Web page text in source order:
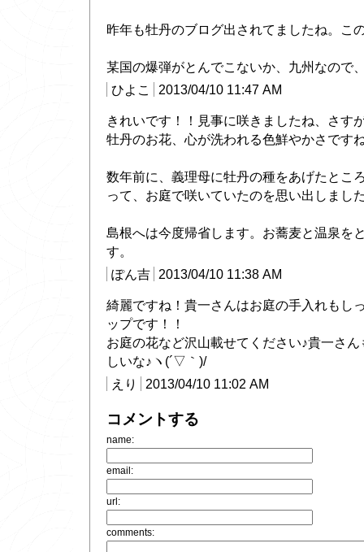
昨年も牡丹のブログ出されてましたね。こ
某国の爆弾がとんでこないか、九州なので
ひよこ
2013/04/10 11:47 AM
きれいです！！見事に咲きましたね、さす
牡丹のお花、心が洗われる色鮮やかさです
数年前に、義理母に牡丹の種をあげたとこ
って、お庭で咲いていたのを思い出しまし
島根へは今度帰省します。お蕎麦と温泉を
す。
ぽん吉
2013/04/10 11:38 AM
綺麗ですね！貴一さんはお庭の手入れもし
ップです！！
お庭の花など沢山載せてください♪貴一さ
しいな♪ヽ(´▽｀)/
えり
2013/04/10 11:02 AM
コメントする
name:
email:
url:
comments: